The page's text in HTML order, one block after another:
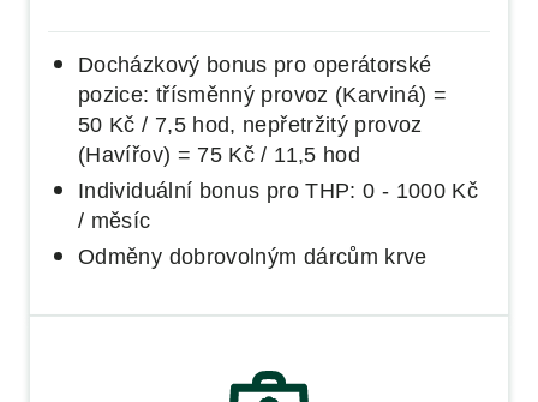
Docházkový bonus pro operátorské
pozice: třísměnný provoz (Karviná) =
50 Kč / 7,5 hod, nepřetržitý provoz
(Havířov) = 75 Kč / 11,5 hod
Individuální bonus pro THP: 0 - 1000 Kč
/ měsíc
Odměny dobrovolným dárcům krve